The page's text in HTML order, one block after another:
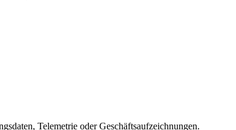
Telemetrie oder Geschäftsaufzeichnungen.